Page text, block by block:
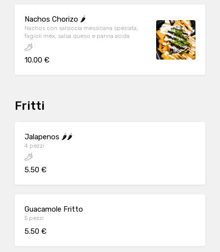
Nachos Chorizo 🌶️
Nachos con salsiccia messicana speziata,
fagioli mex, salsa queso e panna acida
10.00 €
Fritti
Jalapenos 🌶️🌶️
4 pezzi
5.50 €
Guacamole Fritto
5 pezzi
5.50 €